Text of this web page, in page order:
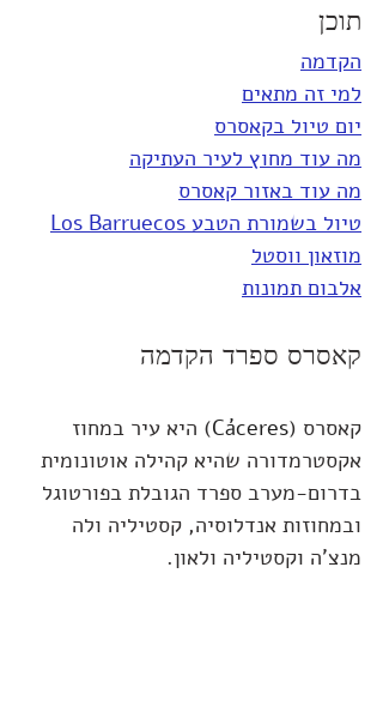
תוכן
הקדמה
למי זה מתאים
יום טיול בקאסרס
מה עוד מחוץ לעיר העתיקה
מה עוד באזור קאסרס
טיול בשמורת הטבע Los Barruecos
מוזאון ווסטל
אלבום תמונות
קאסרס ספרד הקדמה
קאסרס (Cáceres‎) היא עיר במחוז
אקסטרמדורה שהיא קהילה אוטונומית
בדרום-מערב ספרד הגובלת בפורטוגל
ובמחוזות אנדלוסיה, קסטיליה ולה
מנצ'ה וקסטיליה ולאון.